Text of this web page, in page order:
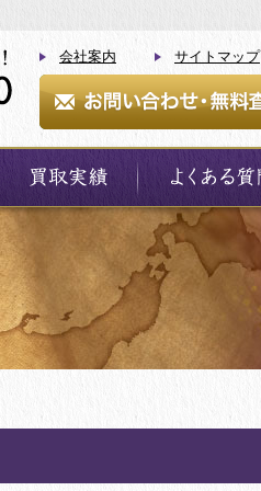
会社案内 サイトマップ